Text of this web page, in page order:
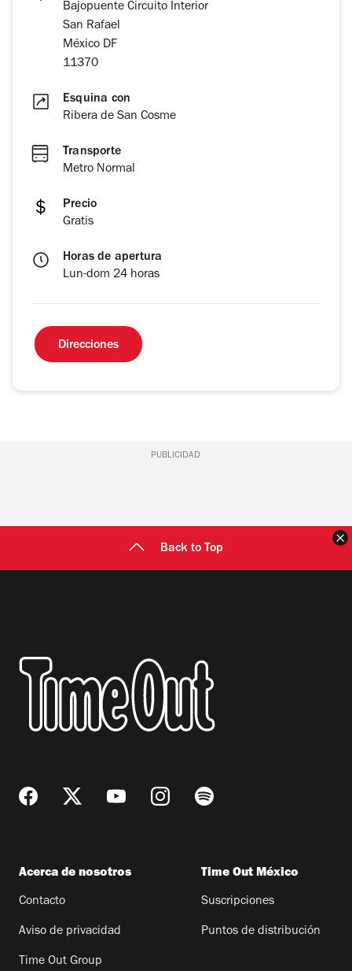
Bajopuente Circuito Interior
San Rafael
México DF
11370
Esquina con
Ribera de San Cosme
Transporte
Metro Normal
Precio
Gratis
Horas de apertura
Lun-dom 24 horas
Direcciones
PUBLICIDAD
Back to Top
Acerca de nosotros
Contacto
Aviso de privacidad
Time Out Group
Time Out México
Suscripciones
Puntos de distribución